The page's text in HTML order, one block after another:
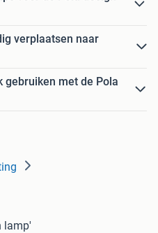
verplaatsen naar
gebruiken met de Pola
lamp'